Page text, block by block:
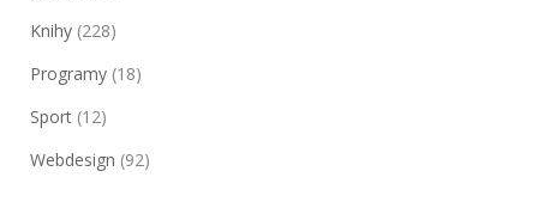
Knihy (228)
Programy (18)
Sport (12)
Webdesign (92)